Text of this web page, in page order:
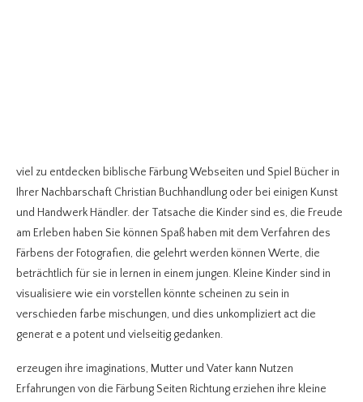
viel zu entdecken biblische Färbung Webseiten und Spiel Bücher in
Ihrer Nachbarschaft Christian Buchhandlung oder bei einigen Kunst
und Handwerk Händler. der Tatsache die Kinder sind es, die Freude
am Erleben haben Sie können Spaß haben mit dem Verfahren des
Färbens der Fotografien, die gelehrt werden können Werte, die
beträchtlich für sie in lernen in einem jungen. Kleine Kinder sind in
visualisiere wie ein vorstellen könnte scheinen zu sein in
verschieden farbe mischungen, und dies unkompliziert act die
generat e a potent und vielseitig gedanken.
erzeugen ihre imaginations, Mutter und Vater kann Nutzen
Erfahrungen von die Färbung Seiten Richtung erziehen ihre kleine